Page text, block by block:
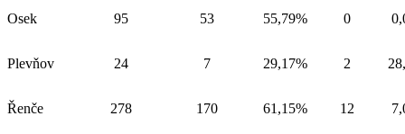
Osek 95 53 55,79% 0
Plevňov 24 7 29,17% 2
Řenče 278 170 61,15% 12